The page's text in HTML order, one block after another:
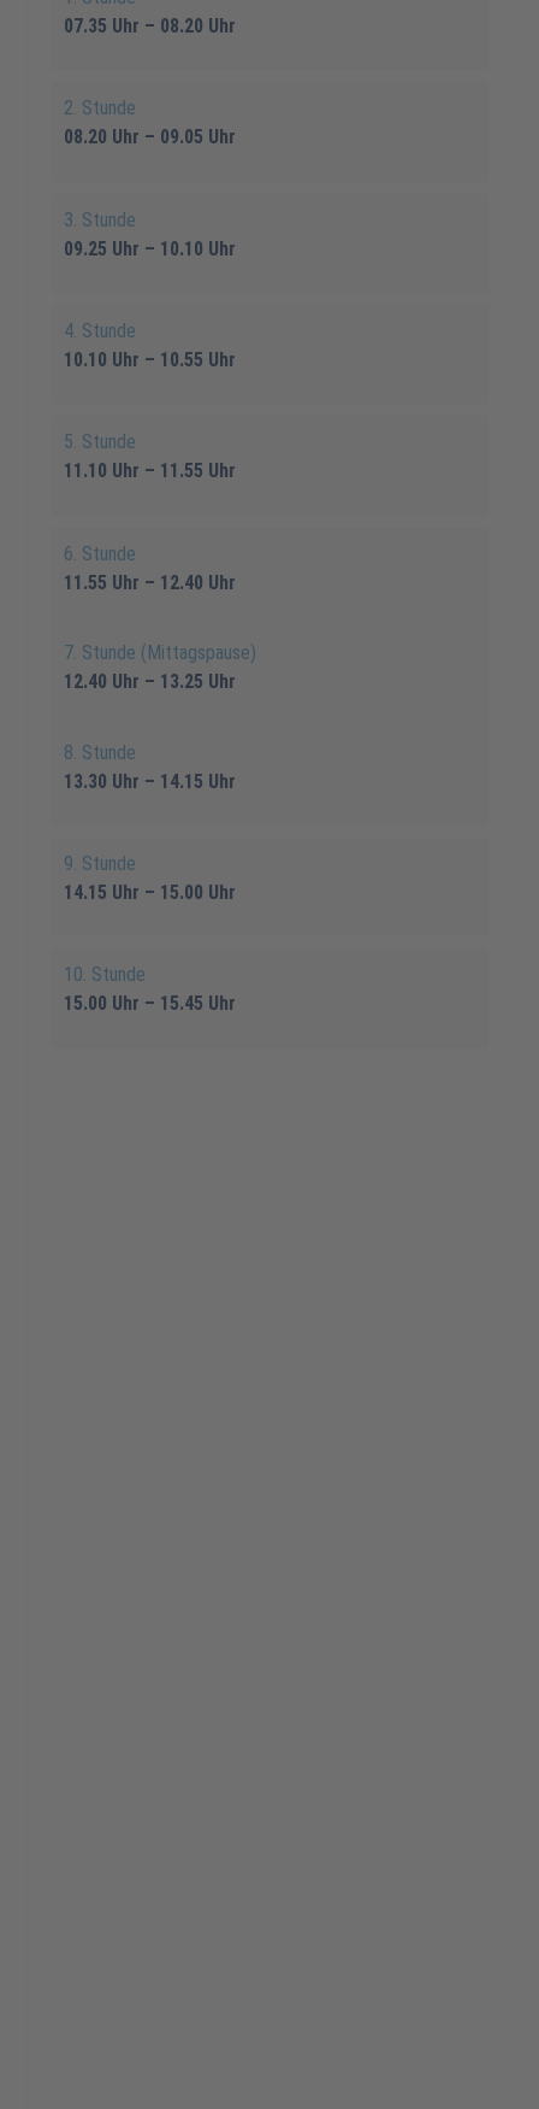
07.35 Uhr – 08.20 Uhr
2. Stunde
08.20 Uhr – 09.05 Uhr
3. Stunde
09.25 Uhr – 10.10 Uhr
4. Stunde
10.10 Uhr – 10.55 Uhr
5. Stunde
11.10 Uhr – 11.55 Uhr
6. Stunde
11.55 Uhr – 12.40 Uhr
7. Stunde (Mittagspause)
12.40 Uhr – 13.25 Uhr
8. Stunde
13.30 Uhr – 14.15 Uhr
9. Stunde
14.15 Uhr – 15.00 Uhr
10. Stunde
15.00 Uhr – 15.45 Uhr